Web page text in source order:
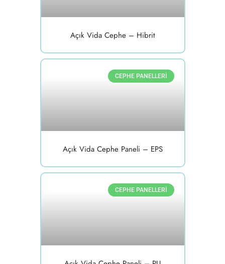
Açık Vida Cephe – Hibrit
CEPHE PANELLERI
Açık Vida Cephe Paneli – EPS
CEPHE PANELLERI